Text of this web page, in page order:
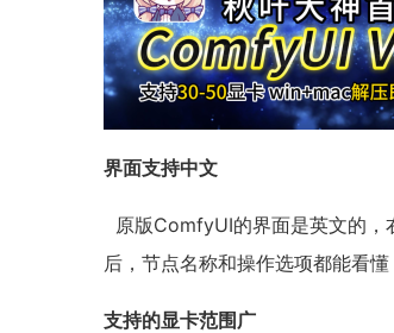
界面支持中文
原版ComfyUI的界面是英文的，
后，节点名称和操作选项都能看懂
支持的显卡范围广